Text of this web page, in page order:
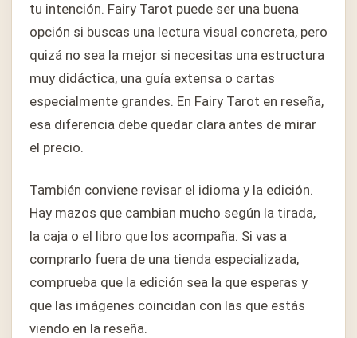
tu intención. Fairy Tarot puede ser una buena
opción si buscas una lectura visual concreta, pero
quizá no sea la mejor si necesitas una estructura
muy didáctica, una guía extensa o cartas
especialmente grandes. En Fairy Tarot en reseña,
esa diferencia debe quedar clara antes de mirar
el precio.
También conviene revisar el idioma y la edición.
Hay mazos que cambian mucho según la tirada,
la caja o el libro que los acompaña. Si vas a
comprarlo fuera de una tienda especializada,
comprueba que la edición sea la que esperas y
que las imágenes coincidan con las que estás
viendo en la reseña.